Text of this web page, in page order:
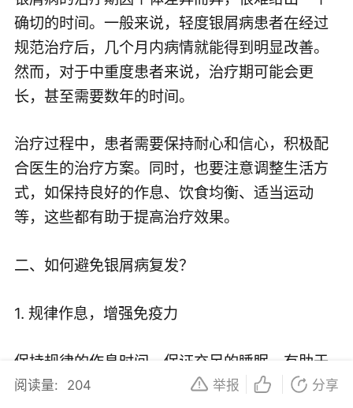
确切的时间。一般来说，轻度银屑病患者在经过
规范治疗后，几个月内病情就能得到明显改善。
然而，对于中重度患者来说，治疗期可能会更
长，甚至需要数年的时间。
治疗过程中，患者需要保持耐心和信心，积极配
合医生的治疗方案。同时，也要注意调整生活方
式，如保持良好的作息、饮食均衡、适当运动
等，这些都有助于提高治疗效果。
二、如何避免银屑病复发？
1. 规律作息，增强免疫力
保持规律的作息时间，保证充足的睡眠，有助于
增强身体免疫力，降低银屑病复发的风险。此
阅读量: 204 举报 分享